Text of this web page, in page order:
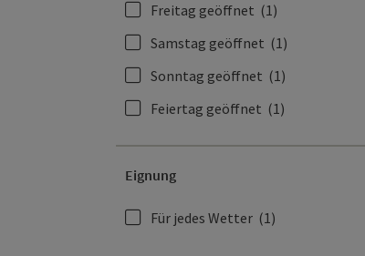
Freitag geöffnet (1)
Samstag geöffnet (1)
Sonntag geöffnet (1)
Feiertag geöffnet (1)
Eignung
Für jedes Wetter (1)